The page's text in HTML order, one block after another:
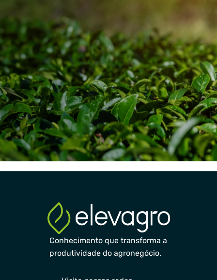
Conhecimento que transforma a
produtividade do agronegócio.